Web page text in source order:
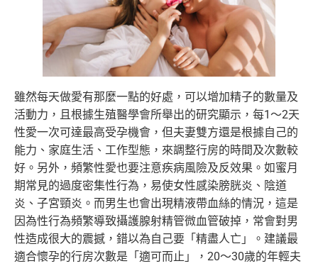
雖然每天做愛有那麼一點的好處，可以增加精子的數量及
活動力，且根據生殖醫學會所舉出的研究顯示，每1～2天
性愛一次可達最高受孕機會，但夫妻雙方還是根據自己的
能力、家庭生活、工作型態，來調整行房的時間及次數較
好。另外，頻繁性愛也要注意疾病風險及反效果。如蜜月
期常見的過度密集性行為，易使女性感染膀胱炎、陰道
炎、子宮頸炎。而男生也會出現精液帶血絲的情況，這是
因為性行為頻繁導致攝護腺射精管微血管破掉，常會對男
性造成很大的震撼，錯以為自己要「精盡人亡」。建議最
適合懷孕的行房次數是「適可而止」，20～30歲的年輕夫